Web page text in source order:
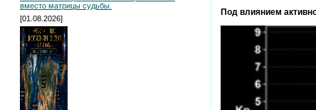
вместо матрицы судьбы.
[01.08.2026]
Под влиянием